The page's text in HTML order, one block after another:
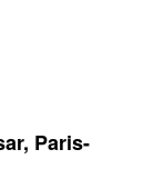
Paris-